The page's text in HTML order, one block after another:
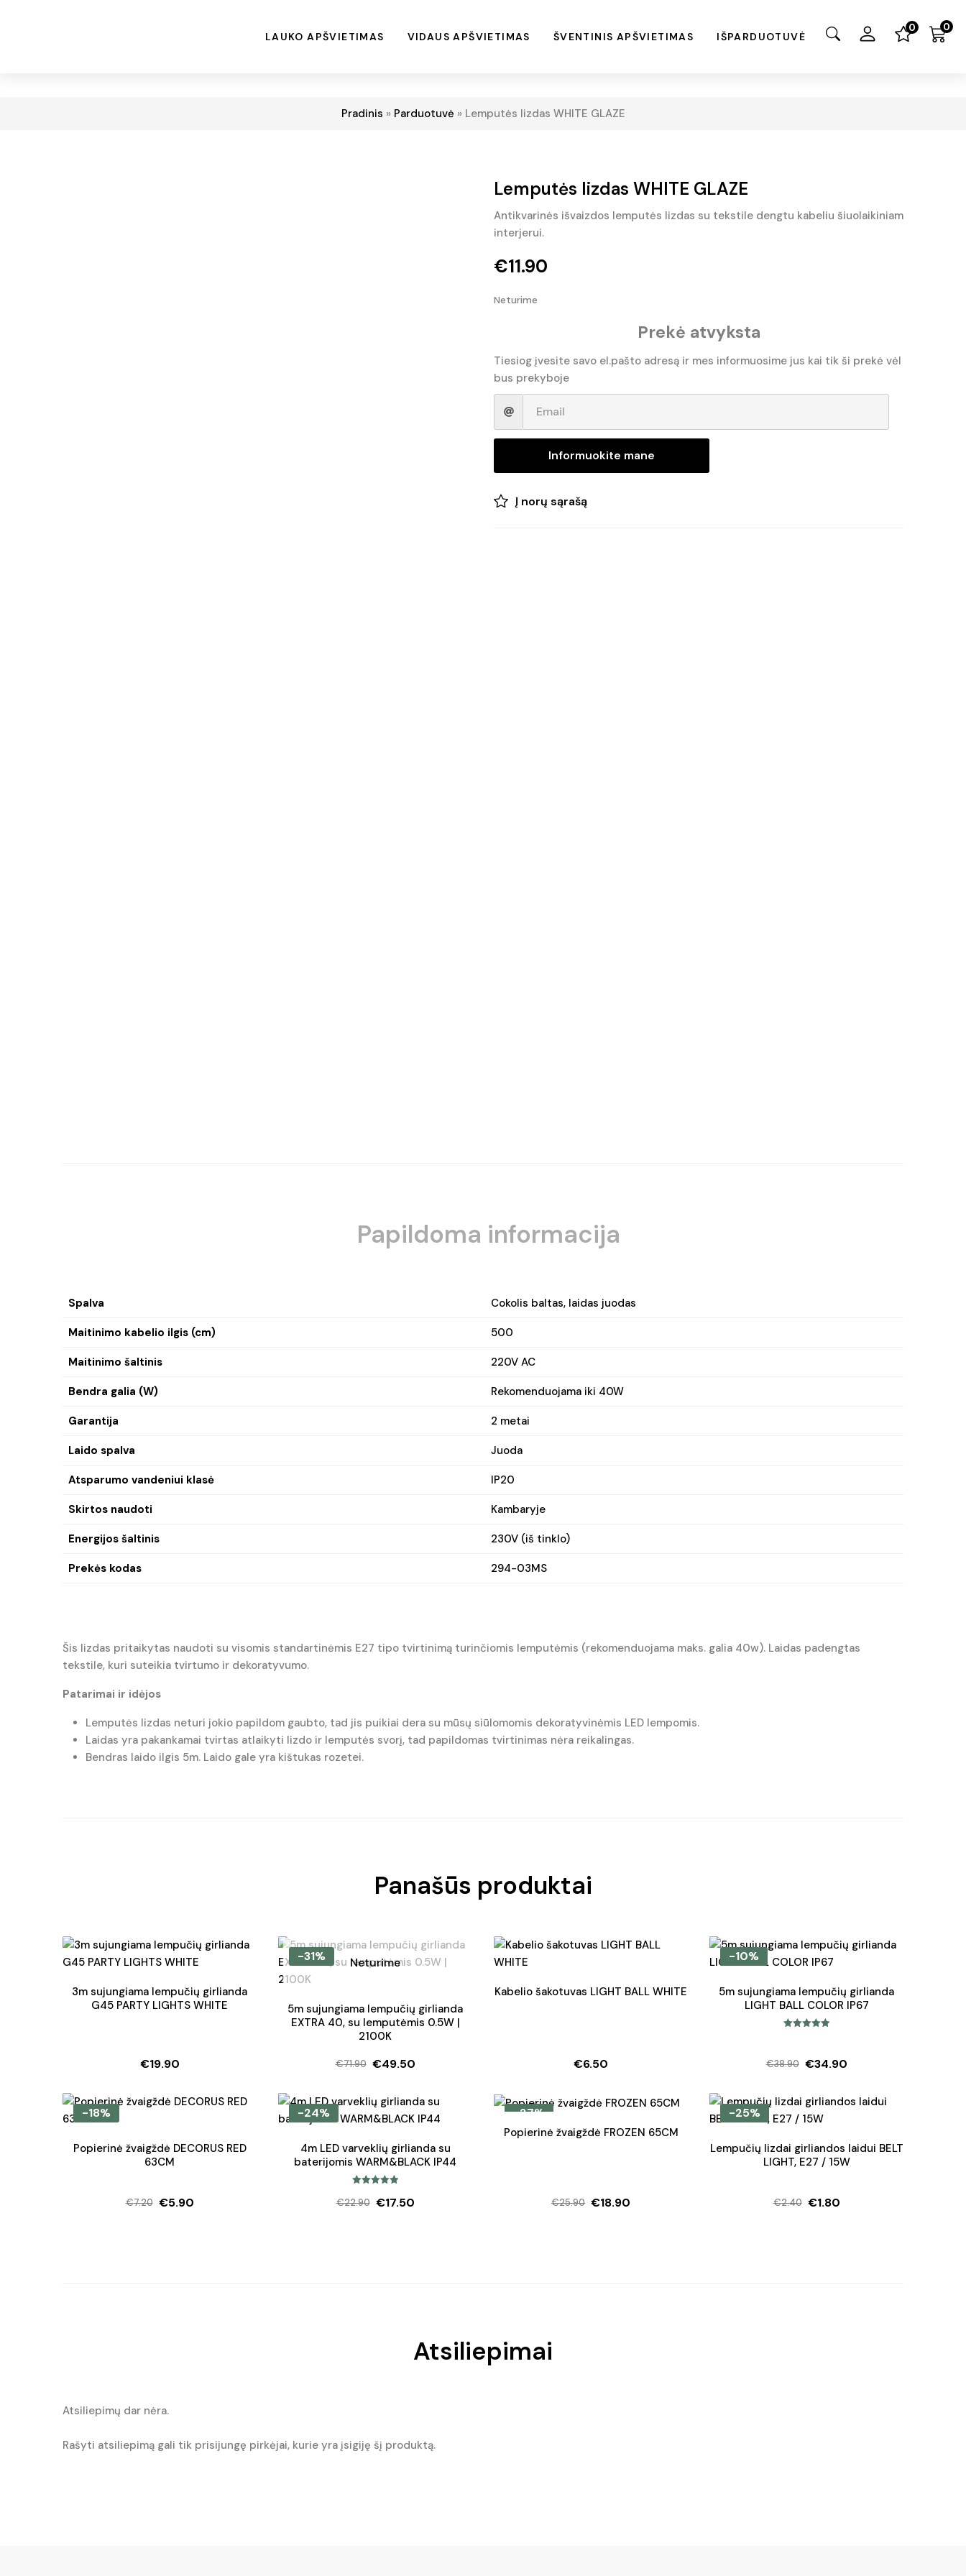
0 0
LAUKO APŠVIETIMAS VIDAUS APŠVIETIMAS ŠVENTINIS APŠVIETIMAS IŠPARDUOTUVĖ
Pradinis » Parduotuvė » Lemputės lizdas WHITE GLAZE
Lemputės lizdas WHITE GLAZE
Antikvarinės išvaizdos lemputės lizdas su tekstile dengtu kabeliu šiuolaikiniam
interjerui.
€11.90
Neturime
Prekė atvyksta
Tiesiog įvesite savo el.pašto adresą ir mes informuosime jus kai tik ši prekė vėl
bus prekyboje
Informuokite mane
Į norų sąrašą
Papildoma informacija
Spalva Cokolis baltas, laidas juodas
Maitinimo kabelio ilgis (cm) 500
Maitinimo šaltinis 220V AC
Bendra galia (W) Rekomenduojama iki 40W
Garantija 2 metai
Laido spalva Juoda
Atsparumo vandeniui klasė IP20
Skirtos naudoti Kambaryje
Energijos šaltinis 230V (iš tinklo)
Prekės kodas 294-03MS
Šis lizdas pritaikytas naudoti su visomis standartinėmis E27 tipo tvirtinimą turinčiomis lemputėmis (rekomenduojama maks. galia 40w). Laidas padengtas
tekstile, kuri suteikia tvirtumo ir dekoratyvumo.
Patarimai ir idėjos
Lemputės lizdas neturi jokio papildom gaubto, tad jis puikiai dera su mūsų siūlomomis dekoratyvinėmis LED lempomis.
Laidas yra pakankamai tvirtas atlaikyti lizdo ir lemputės svorį, tad papildomas tvirtinimas nėra reikalingas.
Bendras laido ilgis 5m. Laido gale yra kištukas rozetei.
Panašūs produktai
3m sujungiama lempučių girlianda
G45 PARTY LIGHTS WHITE
€19.90
-31% Neturime
5m sujungiama lempučių girlianda
EXTRA 40, su lemputėmis 0.5W |
2100K
€71.90
Original
was:
€71.90.
€49.50
Current
is:
€49.50.
Kabelio šakotuvas LIGHT BALL WHITE
€6.50
-10%
5m sujungiama lempučių girlianda
LIGHT BALL COLOR IP67
€38.90
Original
was:
€38.90.
€34.90
Current
is:
€34.90.
-18%
Popierinė žvaigždė DECORUS RED
63CM
€7.20
Original
€5.90
Current
-24%
4m LED varveklių girlianda su
baterijomis WARM&BLACK IP44
5.00
iš 5
€22.90
Original
€17.50
Current
-27%
Popierinė žvaigždė FROZEN 65CM
€25.90
Original
€18.90
Current
-25%
Lempučių lizdai girliandos laidui BELT
LIGHT, E27 / 15W
€2.40
Original
€1.80
Current
Atsiliepimai
Atsiliepimų dar nėra.
Rašyti atsiliepimą gali tik prisijungę pirkėjai, kurie yra įsigiję šį produktą.